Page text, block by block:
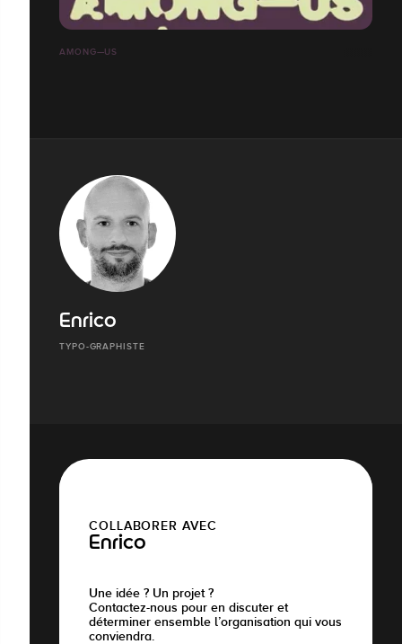
AMONG—US
Enrico
TYPO-GRAPHISTE
COLLABORER AVEC
Enrico
Une idée ? Un projet ?
Contactez-nous pour en discuter et
déterminer ensemble l’organisation qui vous
conviendra.